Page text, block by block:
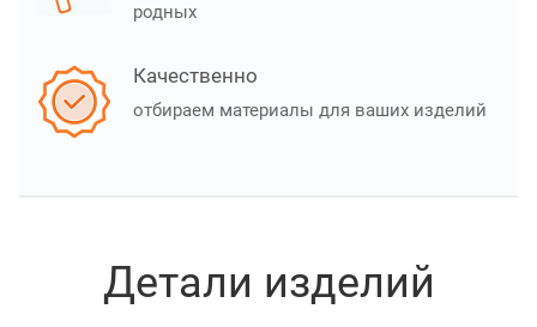
родных
Качественно
отбираем материалы для ваших изделий
Детали изделий